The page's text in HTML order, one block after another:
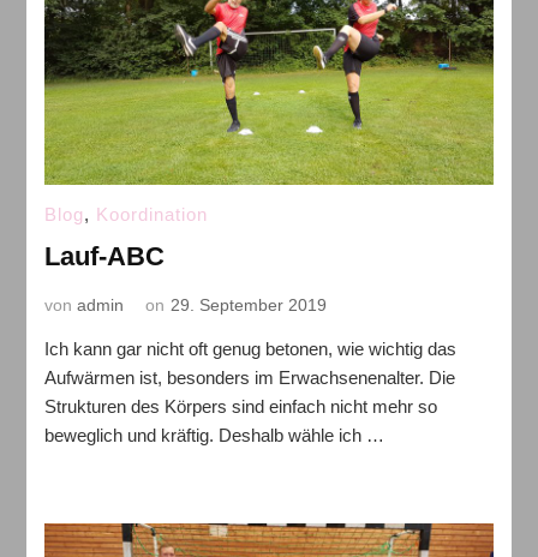
Blog, Koordination
Lauf-ABC
vonadmin on 29. September 2019
Ich kann gar nicht oft genug betonen, wie wichtig das
Aufwärmen ist, besonders im Erwachsenenalter. Die
Strukturen des Körpers sind einfach nicht mehr so
beweglich und kräftig. Deshalb wähle ich …